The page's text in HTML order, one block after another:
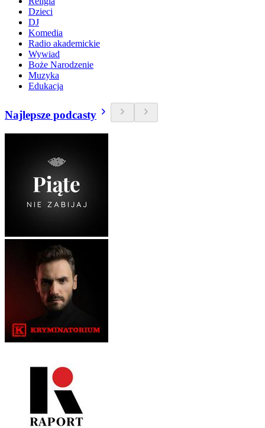
Dzieci
DJ
Komedia
Radio akademickie
Wywiad
Boże Narodzenie
Muzyka
Edukacja
Najlepsze podcasty